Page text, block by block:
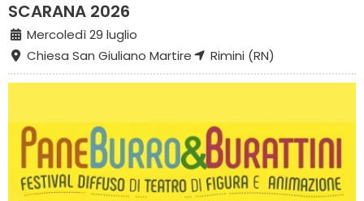
SCARANA 2026
Mercoledì 29 luglio
Chiesa San Giuliano Martire
Rimini (RN)